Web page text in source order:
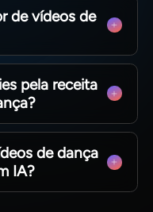
vídeo de dança.
de vídeos de
no Magiclight,
os quais pode
de forma fácil e
pela receita
royalty
a plataforma.
propriedade
de dança
IA?